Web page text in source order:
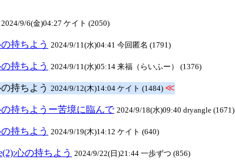
2024/9/6(金)04:27 ケイト (2050)
持ちよう 2024/9/11(水)04:41 今回匿名 (1791)
持ちよう 2024/9/11(水)05:14 来福（らいふー） (1376)
の持ちよう 2024/9/12(木)14:04 ケイト (1484) ≪
の持ちようー苦境に臨んで 2024/9/18(水)09:40 dryangle (1671)
持ちよう 2024/9/19(木)14:12 ケイト (640)
心の持ちよう 2024/9/22(日)21:44 一歩ずつ (856)